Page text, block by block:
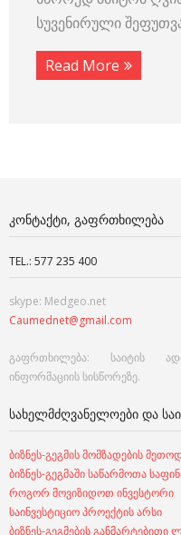
სუვენირული
Read More
ᲙᲝᲜᲢᲐᲥᲢᲘ, ᲒᲐᲤᲠᲗᲮᲘᲚᲔᲑᲐ
TEL.: 577 235 400
skype: Medgeo.net
Caumednet@gmail.com
გაფრთხილება: საიტის
ინფორმაციის სისწორეზე.
ᲡᲐᲮᲔᲚᲛᲫᲦᲕᲐᲜᲔᲚᲝᲔᲑᲘ ᲓᲐ
ბიზნეს-გეგმის მომზადების
ბიზნეს-გეგმაში საწარმოთა
როგორ მოვიზიდოთ ინვესტორი
საინვესტიციო პროექტის არსი
ბიზნეს-გეგმების განმარტებითი